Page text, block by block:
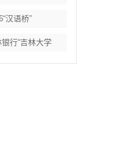
汉语桥”
行“吉林大学